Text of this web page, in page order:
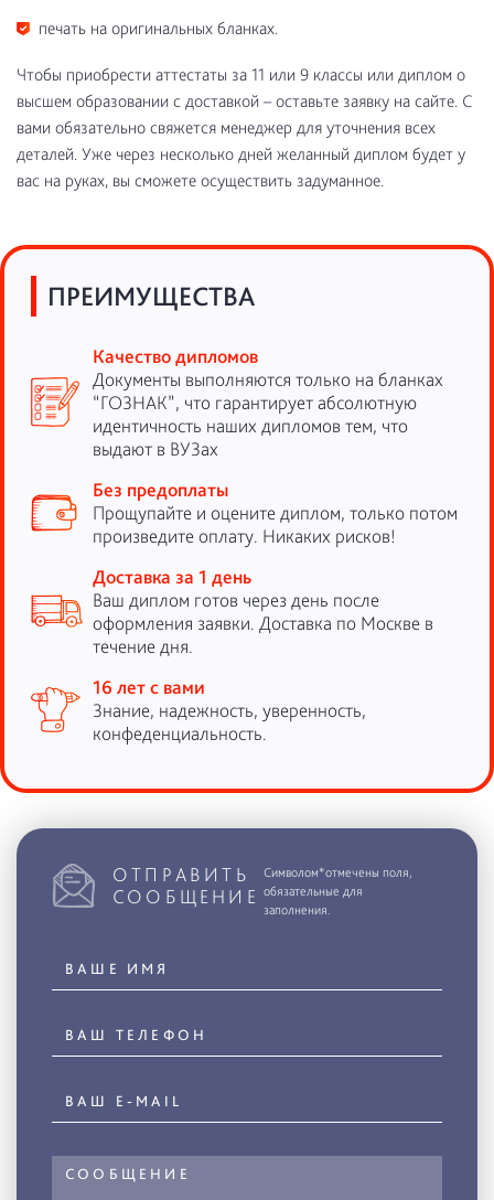
печать на оригинальных бланках.
Чтобы приобрести аттестаты за 11 или 9 классы или диплом о
высшем образовании с доставкой – оставьте заявку на сайте. С
вами обязательно свяжется менеджер для уточнения всех
деталей. Уже через несколько дней желанный диплом будет у
вас на руках, вы сможете осуществить задуманное.
ПРЕИМУЩЕСТВА
Качество дипломов
Документы выполняются только на бланках
“ГОЗНАК”, что гарантирует абсолютную
идентичность наших дипломов тем, что
выдают в ВУЗах
Без предоплаты
Прощупайте и оцените диплом, только потом
произведите оплату. Никаких рисков!
Доставка за 1 день
Ваш диплом готов через день после
оформления заявки. Доставка по Москве в
течение дня.
16 лет с вами
Знание, надежность, уверенность,
конфеденциальность.
ОТПРАВИТЬ
СООБЩЕНИЕ
Символом*отмечены поля,
обязательные для
заполнения.